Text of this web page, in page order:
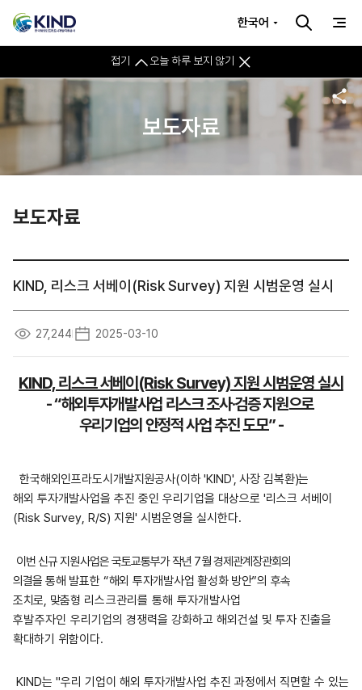
접기 오늘 하루 보지 않기
한국어
보도자료
보도자료
KIND, 리스크 서베이(Risk Survey) 지원 시범운영 실시
27,244 2025-03-10
KIND, 리스크 서베이(Risk Survey) 지원 시범운영 실시
- “해외투자개발사업 리스크 조사·검증 지원으로
우리기업의 안정적 사업 추진 도모” -
한국해외인프라도시개발지원공사(이하 'KIND', 사장 김복환)는
해외 투자개발사업을 추진 중인 우리기업을 대상으로 '리스크 서베이
(Risk Survey, R/S) 지원' 시범운영을 실시한다.
이번 신규 지원사업은 국토교통부가 작년 7월 경제관계장관회의
의결을 통해 발표한 “해외 투자개발사업 활성화 방안”의 후속
조치로, 맞춤형 리스크관리를 통해 투자개발사업
후발주자인 우리기업의 경쟁력을 강화하고 해외건설 및 투자 진출을
확대하기 위함이다.
KIND는 "우리 기업이 해외 투자개발사업 추진 과정에서 직면할 수 있는